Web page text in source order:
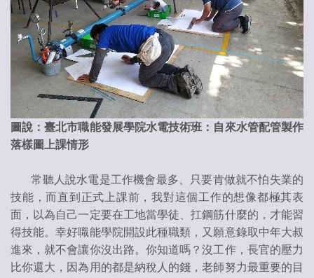
圖說：臺北市職能發展學院水電技術班：自來水管配管製作
落樣圖上課情形
常聽人說水電是工作機會最多、只要肯做就不怕失業的
技能，而直到正式上課前，我對這個工作的想像都極其表
面，以為自己一定要在工地當學徒、扛鋼筋什麼的，才能習
得技能。幸好職能學院開設此種職類，又願意錄取中年大叔
進來，就不會讓你沒出路。你知道嗎？沒工作，長官的壓力
比你還大，因為用的都是納稅人的錢，老師努力最重要的目